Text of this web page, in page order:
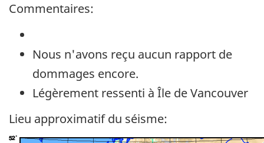
Commentaires:
Nous n'avons reçu aucun rapport de
dommages encore.
Légèrement ressenti à Île de Vancouver
Lieu approximatif du séisme: